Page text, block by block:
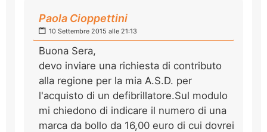
Paola Cioppettini
10 Settembre 2015 alle 21:13
Buona Sera,
devo inviare una richiesta di contributo
alla regione per la mia A.S.D. per
l'acquisto di un defibrillatore.Sul modulo
mi chiedono di indicare il numero di una
marca da bollo da 16,00 euro di cui dovrei